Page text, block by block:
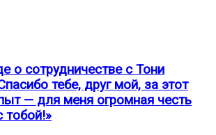
о сотрудничестве с Тони
тебе, друг мой, за этот
— для меня огромная честь
тобой!»